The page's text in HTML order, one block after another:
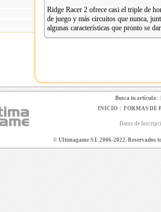
Ridge Racer 2 ofrece casi el triple de
de juego y más circuitos que nunca,
algunas características que pronto se
Busca tu artículo:
INICIO| FORMAS DE
Datos de
© Ultimagame S.L 2006-2022. Reservados